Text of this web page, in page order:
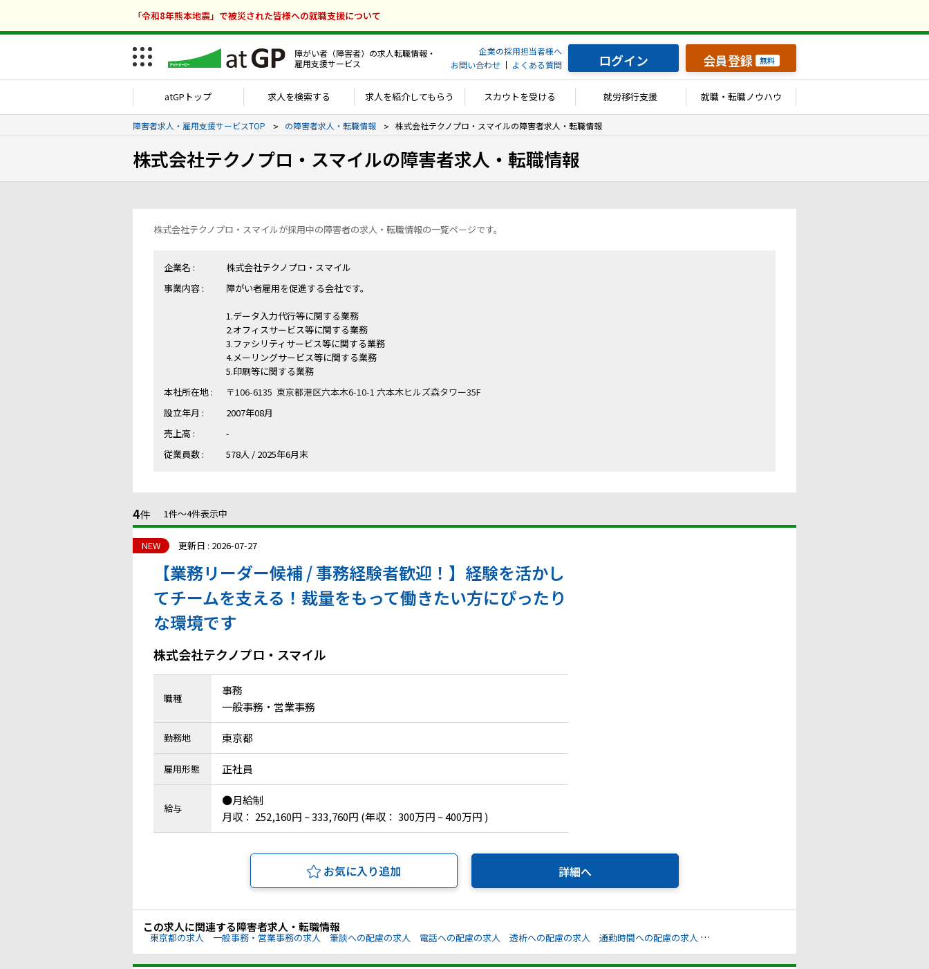
「令和8年熊本地震」で被災された皆様への就職支援について
障がい者（障害者）の求人転職情報・
雇用支援サービス
企業の採用担当者様へ
お問い合わせ
よくある質問 ログイン 会員登録 無料
atGPトップ 求人を検索する 求人を紹介してもらう スカウトを受ける 就労移行支援 就職・転職ノウハウ
障害者求人・雇用支援サービスTOP の障害者求人・転職情報 株式会社テクノプロ・スマイルの障害者求人・転職情報
株式会社テクノプロ・スマイルの障害者求人・転職情報
株式会社テクノプロ・スマイルが採用中の障害者の求人・転職情報の一覧ページです。
企業名 :
株式会社テクノプロ・スマイル
事業内容 :
障がい者雇用を促進する会社です。
1.データ入力代行等に関する業務
2.オフィスサービス等に関する業務
3.ファシリティサービス等に関する業務
4.メーリングサービス等に関する業務
5.印刷等に関する業務
本社所在地 :
〒106-6135 東京都港区六本木6-10-1 六本木ヒルズ森タワー35F
設立年月 :
2007年08月
売上高 :
-
従業員数 :
578人 / 2025年6月末
4件 1件〜4件表示中
NEW 更新日 : 2026-07-27
【業務リーダー候補 / 事務経験者歓迎！】経験を活かし
てチームを支える！裁量をもって働きたい方にぴったり
な環境です
株式会社テクノプロ・スマイル
職種
事務
一般事務・営業事務
勤務地 東京都
雇用形態 正社員
給与
●月給制
月収： 252,160円 ~ 333,760円 (年収： 300万円 ~ 400万円 )
お気に入り追加 詳細へ
この求人に関連する障害者求人・転職情報
東京都の求人 一般事務・営業事務の求人 筆談への配慮の求人 電話への配慮の求人 透析への配慮の求人 通勤時間への配慮の求人 残業ゼロの配慮の求人